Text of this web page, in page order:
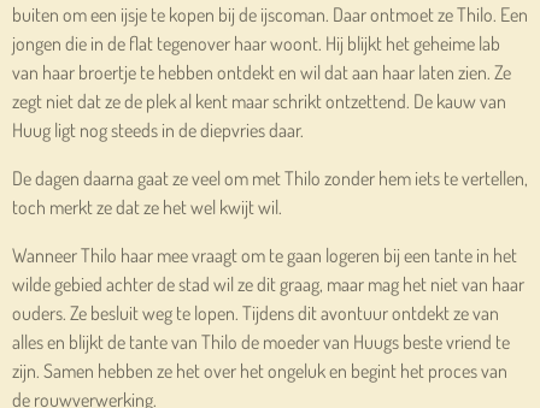
buiten om een ijsje te kopen bij de ijscoman. Daar ontmoet ze Thilo. Een
jongen die in de flat tegenover haar woont. Hij blijkt het geheime lab
van haar broertje te hebben ontdekt en wil dat aan haar laten zien. Ze
zegt niet dat ze de plek al kent maar schrikt ontzettend. De kauw van
Huug ligt nog steeds in de diepvries daar.
De dagen daarna gaat ze veel om met Thilo zonder hem iets te vertellen,
toch merkt ze dat ze het wel kwijt wil.
Wanneer Thilo haar mee vraagt om te gaan logeren bij een tante in het
wilde gebied achter de stad wil ze dit graag, maar mag het niet van haar
ouders. Ze besluit weg te lopen. Tijdens dit avontuur ontdekt ze van
alles en blijkt de tante van Thilo de moeder van Huugs beste vriend te
zijn. Samen hebben ze het over het ongeluk en begint het proces van
de rouwverwerking.